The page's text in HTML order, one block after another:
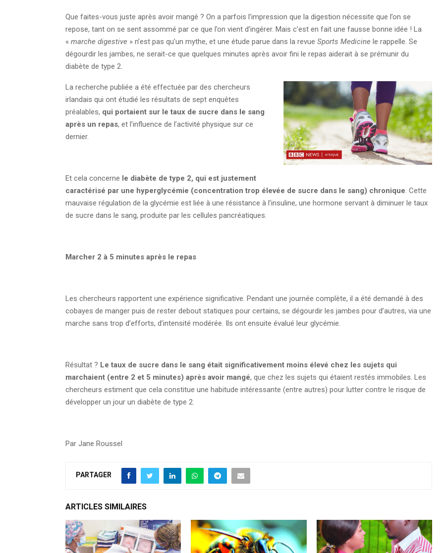
Que faites-vous juste après avoir mangé ? On a parfois l’impression que la digestion nécessite que l’on se
repose, tant on se sent assommé par ce que l’on vient d’ingérer. Mais c’est en fait une fausse bonne idée ! La
« marche digestive » n’est pas qu’un mythe, et une étude parue dans la revue Sports Medicine le rappelle. Se
dégourdir les jambes, ne serait-ce que quelques minutes après avoir fini le repas aiderait à se prémunir du
diabète de type 2.
La recherche publiée a été effectuée par des chercheurs
irlandais qui ont étudié les résultats de sept enquêtes
préalables, qui portaient sur le taux de sucre dans le sang
après un repas, et l’influence de l’activité physique sur ce
dernier.
Et cela concerne le diabète de type 2, qui est justement
caractérisé par une hyperglycémie (concentration trop élevée de sucre dans le sang) chronique. Cette
mauvaise régulation de la glycémie est liée à une résistance à l’insuline, une hormone servant à diminuer le taux
de sucre dans le sang, produite par les cellules pancréatiques.
Marcher 2 à 5 minutes après le repas
Les chercheurs rapportent une expérience significative. Pendant une journée complète, il a été demandé à des
cobayes de manger puis de rester debout statiques pour certains, se dégourdir les jambes pour d’autres, via une
marche sans trop d’efforts, d’intensité modérée. Ils ont ensuite évalué leur glycémie.
Résultat ? Le taux de sucre dans le sang était significativement moins élevé chez les sujets qui
marchaient (entre 2 et 5 minutes) après avoir mangé, que chez les sujets qui étaient restés immobiles. Les
chercheurs estiment que cela constitue une habitude intéressante (entre autres) pour lutter contre le risque de
développer un jour un diabète de type 2.
Par Jane Roussel
PARTAGER
ARTICLES SIMILAIRES